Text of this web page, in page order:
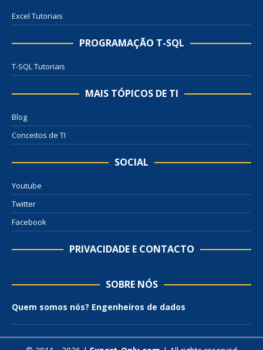
Excel Tutoriais
PROGRAMAÇÃO T-SQL
T-SQL Tutoriais
MAIS TÓPICOS DE TI
Blog
Conceitos de TI
SOCIAL
Youtube
Twitter
Facebook
PRIVACIDADE E CONTACTO
SOBRE NÓS
Quem somos nós? Engenheiros de dados